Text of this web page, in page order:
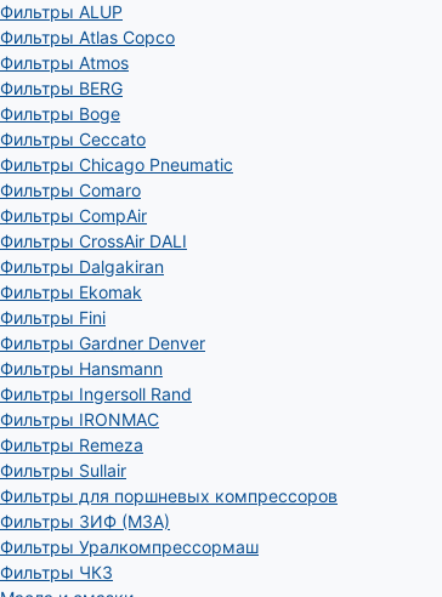
Фильтры ALUP
Фильтры Atlas Copco
Фильтры Atmos
Фильтры BERG
Фильтры Boge
Фильтры Ceccato
Фильтры Chicago Pneumatic
Фильтры Comaro
Фильтры CompAir
Фильтры CrossAir DALI
Фильтры Dalgakiran
Фильтры Ekomak
Фильтры Fini
Фильтры Gardner Denver
Фильтры Hansmann
Фильтры Ingersoll Rand
Фильтры IRONMAC
Фильтры Remeza
Фильтры Sullair
Фильтры для поршневых компрессоров
Фильтры ЗИФ (МЗА)
Фильтры Уралкомпрессормаш
Фильтры ЧКЗ